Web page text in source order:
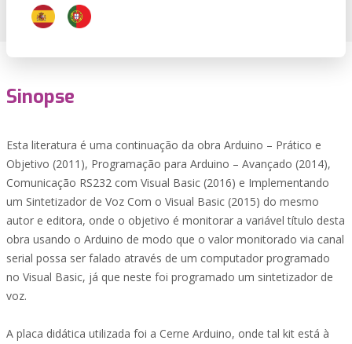
Sinopse
Esta literatura é uma continuação da obra Arduino – Prático e
Objetivo (2011), Programação para Arduino – Avançado (2014),
Comunicação RS232 com Visual Basic (2016) e Implementando
um Sintetizador de Voz Com o Visual Basic (2015) do mesmo
autor e editora, onde o objetivo é monitorar a variável título desta
obra usando o Arduino de modo que o valor monitorado via canal
serial possa ser falado através de um computador programado
no Visual Basic, já que neste foi programado um sintetizador de
voz.
A placa didática utilizada foi a Cerne Arduino, onde tal kit está à